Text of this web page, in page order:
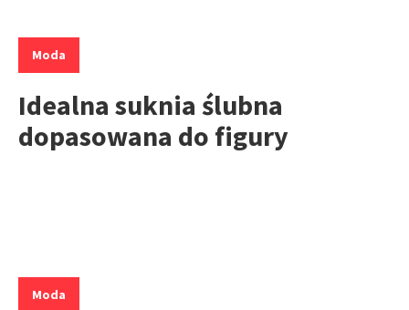
Kategorie:
Moda
Idealna suknia ślubna
dopasowana do figury
Kategorie:
Moda